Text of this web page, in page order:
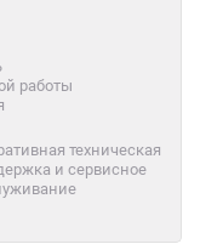
работы
техническая
и сервисное